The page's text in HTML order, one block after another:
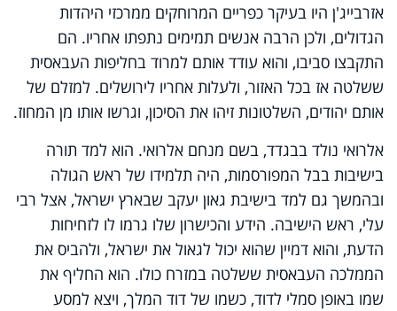
אזרבייג'ן היו בעיקר כפריים המרוחקים ממרכזי היהדות
הגדולים, ולכן הרבה אנשים תמימים נתפתו אחריו. הם
התקבצו סביבו, והוא עודד אותם למרוד בחליפות העבאסית
ששלטה אז בכל האזור, ולעלות אחריו לירושלים. למזלם של
אותם יהודים, השלטונות זיהו את הסיכון, וגרשו אותו מן המחוז.
אלרואי נולד בבגדד, בשם מנחם אלרואי. הוא למד תורה
בישיבות בבל המפורסמות, היה תלמידו של ראש הגולה
ובהמשך גם למד בישיבת גאון יעקב שבארץ ישראל, אצל רבי
עלי, ראש הישיבה. הידע והכישרון שלו גרמו לו לזחיחות
הדעת, והוא דמיין שהוא יכול לגאול את ישראל, ולהביס את
הממלכה העבאסית ששלטה במזרח כולו. הוא החליף את
שמו באופן סמלי לדוד, כשמו של דוד המלך, ויצא למסע